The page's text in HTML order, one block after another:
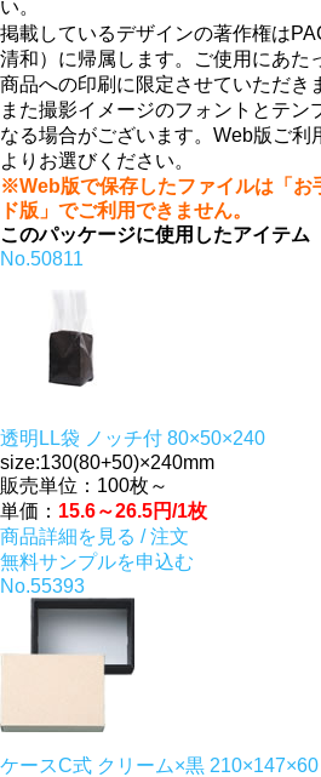
い。
掲載しているデザインの著作権は
清和）に帰属します。ご使用にあた
商品への印刷に限定させていただき
また撮影イメージのフォントとテン
なる場合がございます。Web版ご利
よりお選びください。
※Web版で保存したファイルは「お
ド版」でご利用できません。
このパッケージに使用したアイテム
No.50811
透明LL袋 ノッチ付 80×50×240
size:130(80+50)×240mm
販売単位：100枚～
単価： 15.6～26.5円/1枚
商品詳細を見る / 注文
無料サンプルを申込む
No.55393
ケースC式 クリーム×黒 210×147×60